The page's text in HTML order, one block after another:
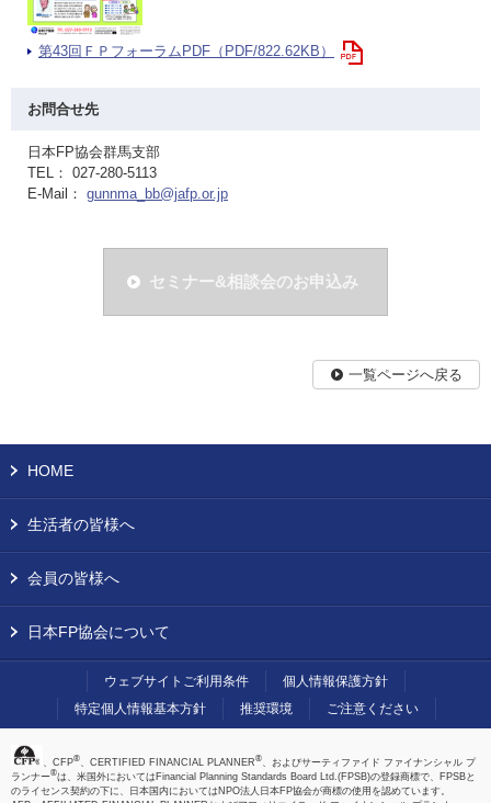
第43回ＦＰフォーラムPDF（PDF/822.62KB）
お問合せ先
日本FP協会群馬支部
TEL： 027-280-5113
E-Mail： gunnma_bb@jafp.or.jp
セミナー&相談会のお申込み
一覧ページへ戻る
HOME
生活者の皆様へ
会員の皆様へ
日本FP協会について
ウェブサイトご利用条件
個人情報保護方針
特定個人情報基本方針
推奨環境 ご注意ください
、CFP® 、CERTIFIED FINANCIAL PLANNER® 、およびサーティファイド ファイナンシャル プ
ランナー®は、米国外においてはFinancial Planning Standards Board Ltd.(FPSB)の登録商標で、FPSBと
のライセンス契約の下に、日本国内においてはNPO法人日本FP協会が商標の使用を認めています。